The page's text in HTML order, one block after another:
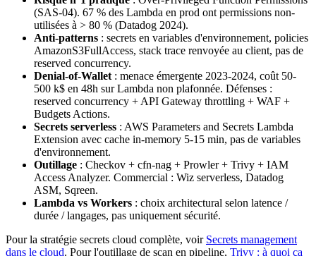
(SAS-04). 67 % des Lambda en prod ont permissions non-
utilisées à > 80 % (Datadog 2024).
Anti-patterns : secrets en variables d'environnement, policies
AmazonS3FullAccess, stack trace renvoyée au client, pas de
reserved concurrency.
Denial-of-Wallet : menace émergente 2023-2024, coût 50-
500 k$ en 48h sur Lambda non plafonnée. Défenses :
reserved concurrency + API Gateway throttling + WAF +
Budgets Actions.
Secrets serverless : AWS Parameters and Secrets Lambda
Extension avec cache in-memory 5-15 min, pas de variables
d'environnement.
Outillage : Checkov + cfn-nag + Prowler + Trivy + IAM
Access Analyzer. Commercial : Wiz serverless, Datadog
ASM, Sqreen.
Lambda vs Workers : choix architectural selon latence /
durée / langages, pas uniquement sécurité.
Pour la stratégie secrets cloud complète, voir Secrets management
dans le cloud. Pour l'outillage de scan en pipeline, Trivy : à quoi ça